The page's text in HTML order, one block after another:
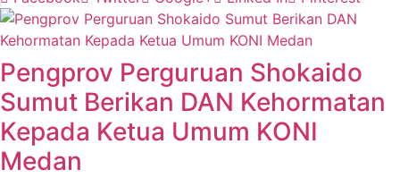
Pengprov Perguruan Shokaido
Sumut Berikan DAN Kehormatan
Kepada Ketua Umum KONI
Medan